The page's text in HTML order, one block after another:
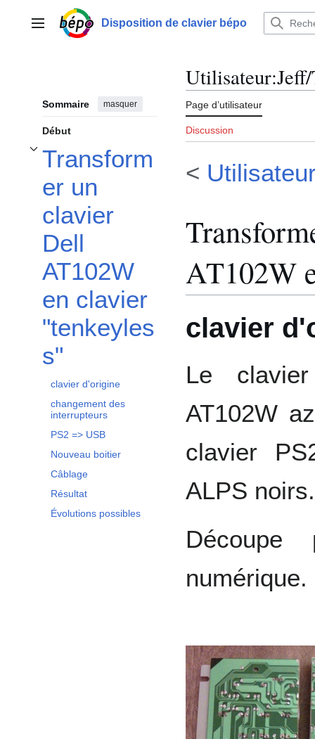
contenuMenu principalDisposition de clavier bépo
Sommaire masquer
Début
Transform
er un
clavier
Dell
AT102W
en clavier
"tenkeyles
s"
Afficher / masquer la sous-section Transformer un clavier Dell AT102W en
clavier d'origine
changement des
interrupteurs
PS2 => USB
Nouveau boitier
Câblage
Résultat
Évolutions possibles
Utilisateur:
Page d’utilisateur
Discussion
<
AT102W
clavier
Le
AT102W
clavier
ALPS noirs.
numérique.